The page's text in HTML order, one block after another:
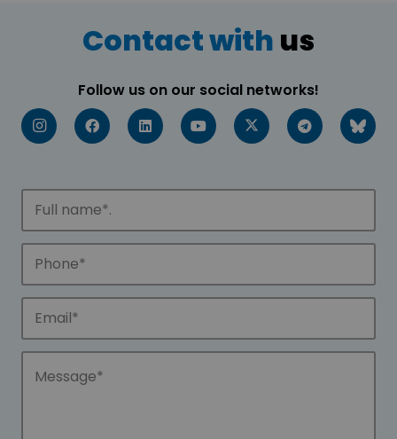
Contact with us
Follow us on our social networks!